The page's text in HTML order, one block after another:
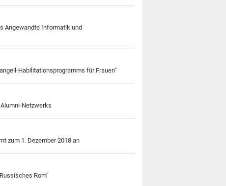
Angewandte Informatik und
Habilitationsprogramms für Frauen“
Netzwerks
zum 1. Dezember 2018 an
Rom“